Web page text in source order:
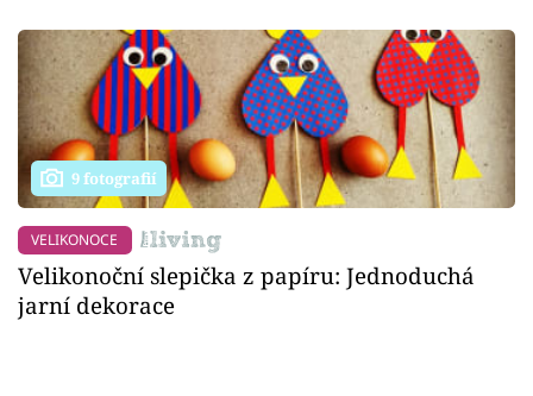
9 fotografií
VELIKONOCE
Velikonoční slepička z papíru: Jednoduchá
jarní dekorace